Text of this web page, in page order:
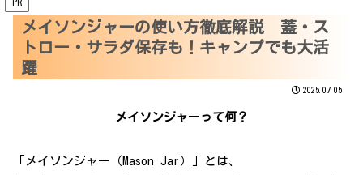
メイソンジャーの使い方徹底解説 蓋・ス
トロー・サラダ保存も！キャンプでも大活
躍
2025.07.05
メイソンジャーって何？
「メイソンジャー（Mason Jar）」とは、